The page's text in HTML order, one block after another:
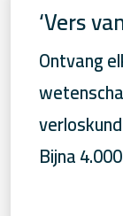
‘Vers
Ontvang
Bijna